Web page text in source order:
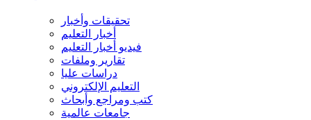
تحقيقات وأخبار
أخبار التعليم
فيديو أخبار التعليم
تقارير وملفات
دراسات عليا
التعليم الإلكتروني
كتب ومراجع وأبحاث
جامعات عالمية